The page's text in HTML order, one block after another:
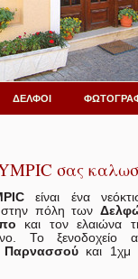
ΔΕΛΦΟΙ
σας
είναι ένα
στην πόλη των
και τον ελαιώνα
Το ξενοδοχείο
Παρνασσού και